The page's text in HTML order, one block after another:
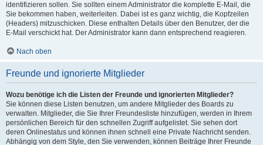
identifizieren sollen. Sie sollten einem Administrator die komplette E-Mail, die
Sie bekommen haben, weiterleiten. Dabei ist es ganz wichtig, die Kopfzeilen
(Headers) mitzuschicken. Diese enthalten Details über den Benutzer, der die
E-Mail verschickt hat. Der Administrator kann dann entsprechend reagieren.
Nach oben
Freunde und ignorierte Mitglieder
Wozu benötige ich die Listen der Freunde und ignorierten Mitglieder?
Sie können diese Listen benutzen, um andere Mitglieder des Boards zu
verwalten. Mitglieder, die Sie Ihrer Freundesliste hinzufügen, werden in Ihrem
persönlichen Bereich für den schnellen Zugriff aufgelistet. Sie sehen dort
deren Onlinestatus und können ihnen schnell eine Private Nachricht senden.
Abhängig von dem Style, den Sie verwenden, können Beiträge Ihrer Freunde